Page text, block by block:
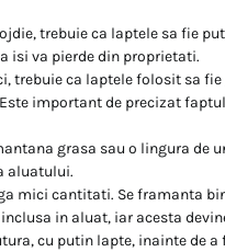
trebuie ca laptele sa fie
isi va pierde din proprietati.
trebuie ca laptele folosit sa
important de precizat
grasa sau o lingura de
aluatului.
mici cantitati. Se framanta
in aluat, iar acesta
cu putin lapte, inainte de a